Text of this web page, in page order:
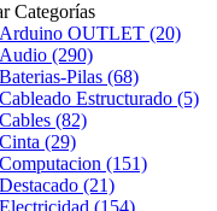
Categorías
Arduino OUTLET (20)
Audio (290)
Baterias-Pilas (68)
Cableado Estructurado (5)
Cables (82)
Cinta (29)
Computacion (151)
Destacado (21)